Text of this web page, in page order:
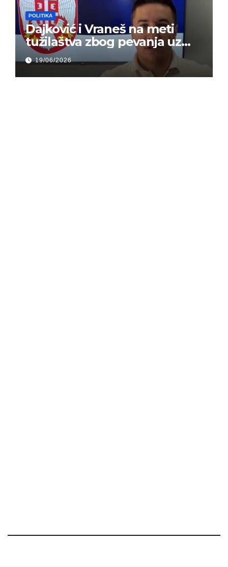
POLITIKA
Dajković i Vraneš na meti
tužilaštva zbog pevanja uz
gusle
19/06/2026